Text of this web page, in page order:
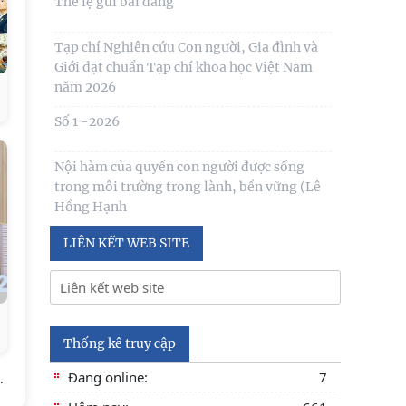
1(130) năm 2024
Table of contents Human Studies Journal
No. 5 (128) (2023)
Số 2(02) 2025
Số 1(01) 2025
Thể lệ gửi bài đăng
Tạp chí Nghiên cứu Con người, Gia đình và
Giới đạt chuẩn Tạp chí khoa học Việt Nam
năm 2026
Nội hàm của quyền con người được sống
trong môi trường trong lành, bền vững (Lê
Hồng Hạnh
LIÊN KẾT WEB SITE
Thống kê truy cập
Đang online:
7